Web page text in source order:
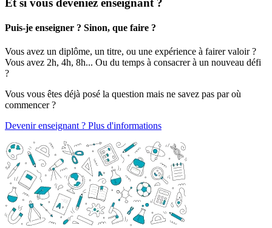
Puis-je enseigner ? Sinon, que faire ?
Vous avez un diplôme, un titre, ou une expérience à fairer valoir ?
Vous avez 2h, 4h, 8h... Ou du temps à consacrer à un nouveau défi
?
Vous vous êtes déjà posé la question mais ne savez pas par où
commencer ?
Devenir enseignant ? Plus d'informations